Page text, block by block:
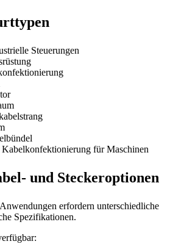
Steuerungen
für Maschinen
und Steckeroptionen
erfordern unterschiedliche
Spezifikationen.